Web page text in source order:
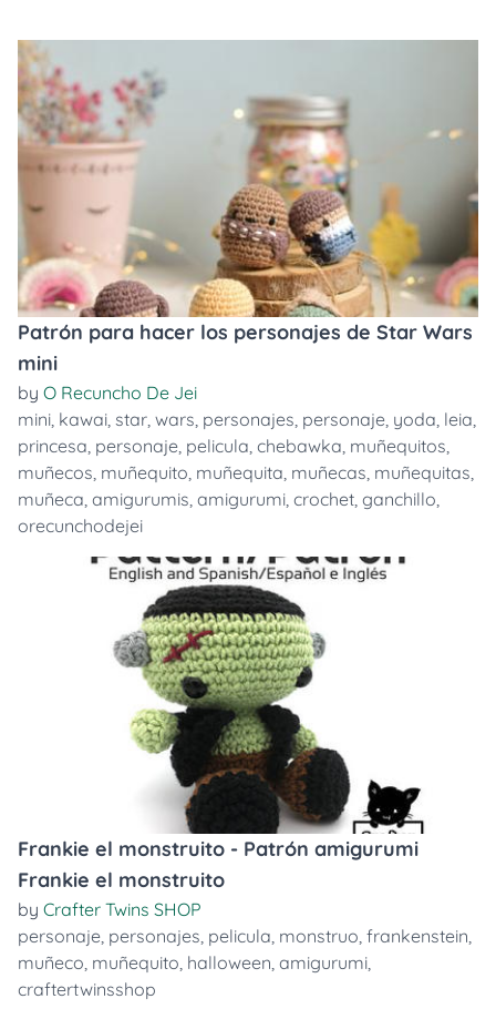
Patrón para hacer los personajes de Star Wars
mini
by O Recuncho De Jei
mini, kawai, star, wars, personajes, personaje, yoda, leia,
princesa, personaje, pelicula, chebawka, muñequitos,
muñecos, muñequito, muñequita, muñecas, muñequitas,
muñeca, amigurumis, amigurumi, crochet, ganchillo,
orecunchodejei
Frankie el monstruito - Patrón amigurumi
Frankie el monstruito
by Crafter Twins SHOP
personaje, personajes, pelicula, monstruo, frankenstein,
muñeco, muñequito, halloween, amigurumi,
craftertwinsshop